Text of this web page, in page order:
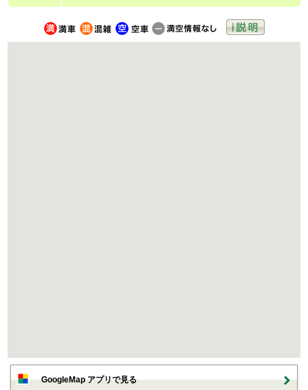
GoogleMap アプリで見る